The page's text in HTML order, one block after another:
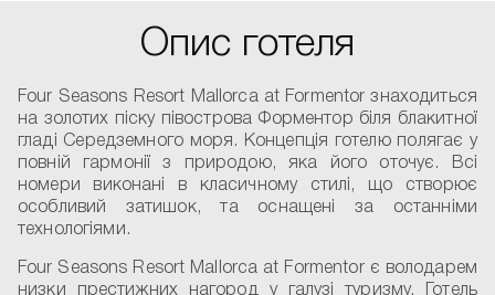
Опис готеля
Four Seasons Resort Mallorca at Formentor знаходиться
на золотих піску півострова Форментор біля блакитної
гладі Середземного моря. Концепція готелю полягає у
повній гармонії з природою, яка його оточує. Всі
номери виконані в класичному стилі, що створює
особливий затишок, та оснащені за останніми
технологіями.
Four Seasons Resort Mallorca at Formentor є володарем
низки престижних нагород у галузі туризму. Готель